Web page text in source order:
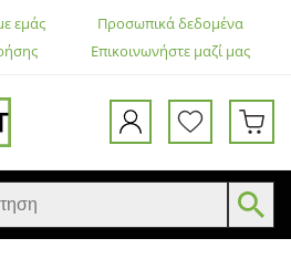
εμάς
Επικοινωνήστε μαζί μας
Προσωπικά δεδομένα